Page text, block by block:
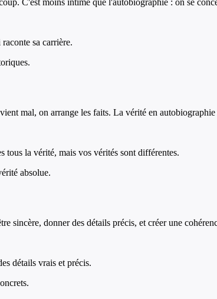
C'est moins intime que l'autobiographie : on se
sa carrière.
mal, on arrange les faits. La vérité en autobiographie
tous la vérité, mais vos vérités sont différentes.
absolue.
sincère, donner des détails précis, et créer une
détails vrais et précis.